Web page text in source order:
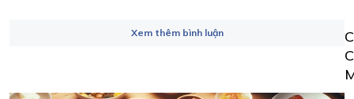
Xem thêm bình luận